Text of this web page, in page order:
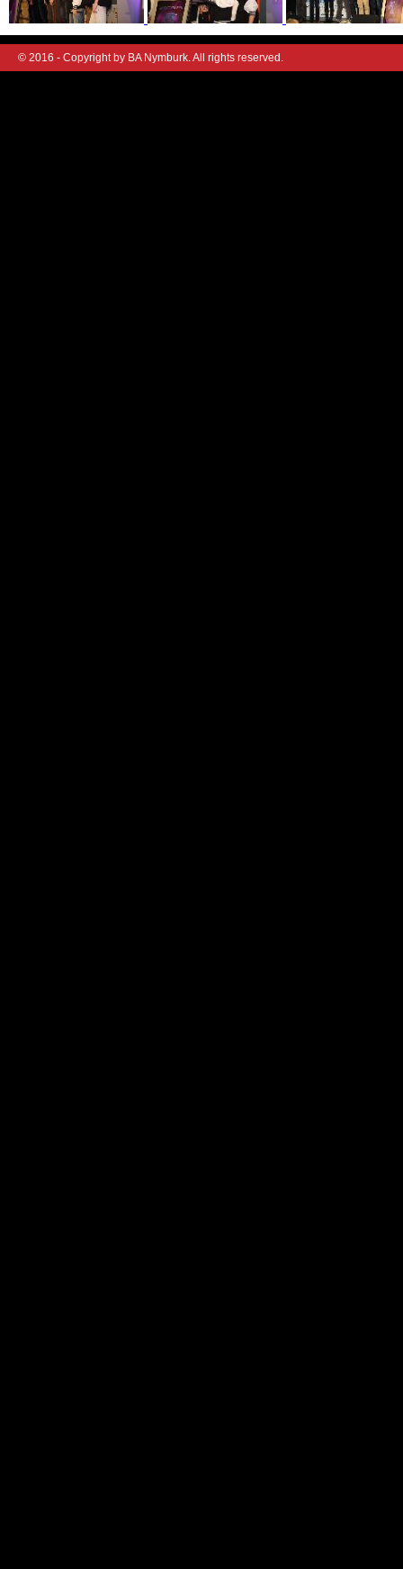
© 2016 - Copyright by BA Nymburk. All rights reserved.